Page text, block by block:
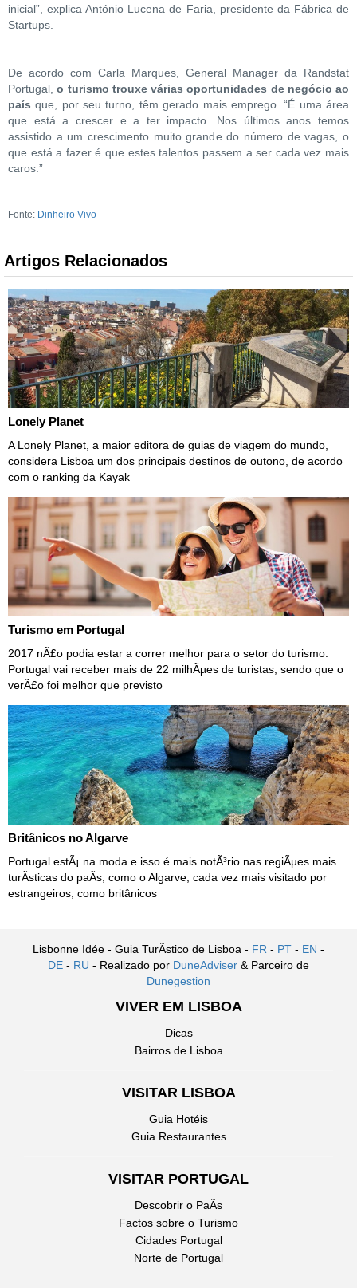
inicial”, explica António Lucena de Faria, presidente da Fábrica de
Startups.
De acordo com Carla Marques, General Manager da Randstat
Portugal,o turismo trouxe várias oportunidades de negócio ao
país que, por seu turno, têm gerado mais emprego. “É uma área
que está a crescer e a ter impacto. Nos últimos anos temos
assistido a um crescimento muito grande do número de vagas, o
que está a fazer é que estes talentos passem a ser cada vez mais
caros.”
Fonte: Dinheiro Vivo
Artigos Relacionados
Lonely Planet
A Lonely Planet, a maior editora de guias de viagem do mundo,
considera Lisboa um dos principais destinos de outono, de acordo
com o ranking da Kayak
Turismo em Portugal
2017 nÃ£o podia estar a correr melhor para o setor do turismo.
Portugal vai receber mais de 22 milhÃµes de turistas, sendo que o
verÃ£o foi melhor que previsto
Britânicos no Algarve
Portugal estÃ¡ na moda e isso é mais notÃ³rio nas regiÃµes mais
turÃ­sticas do paÃ­s, como o Algarve, cada vez mais visitado por
estrangeiros, como britânicos
Lisbonne Idée - Guia TurÃ­stico de Lisboa - FR - PT - EN -
DE - RU - Realizado por DuneAdviser & Parceiro de
Dunegestion
VIVER EM LISBOA
Dicas
Bairros de Lisboa
VISITAR LISBOA
Guia Hotéis
Guia Restaurantes
VISITAR PORTUGAL
Descobrir o PaÃ­s
Factos sobre o Turismo
Cidades Portugal
Norte de Portugal